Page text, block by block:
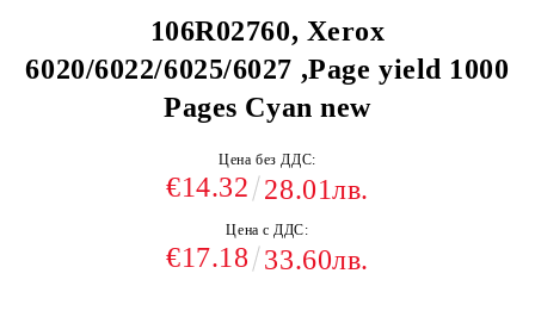
106R02760, Xerox
6020/6022/6025/6027 ,Page yield 1000
Pages Cyan new
Цена без ДДС:
€14.32 28.01лв.
Цена с ДДС:
€17.18 33.60лв.